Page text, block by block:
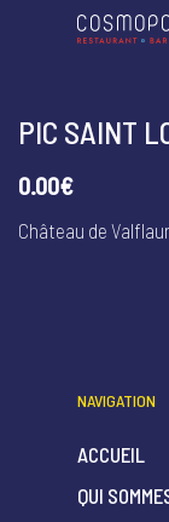
PIC SAINT
0.00€
Château de
NAVIGATION
ACCUEIL
QUI